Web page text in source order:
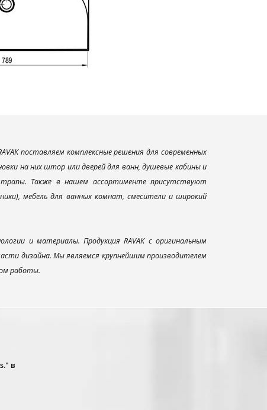
поставляем комплексные решения для современных
на них штор или дверей для ванн, душевые кабины и
Также в нашем ассортименте присутствуют
мебель для ванных комнат, смесители и широкий
и материалы. Продукция RAVAK с оригинальным
дизайна. Мы являемся крупнейшим производителем
работы.
в